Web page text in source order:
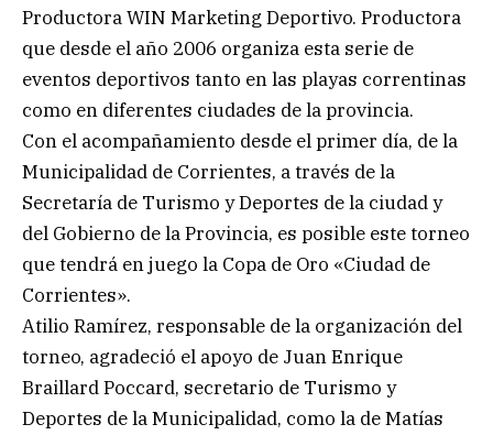
Productora WIN Marketing Deportivo. Productora
que desde el año 2006 organiza esta serie de
eventos deportivos tanto en las playas correntinas
como en diferentes ciudades de la provincia.
Con el acompañamiento desde el primer día, de la
Municipalidad de Corrientes, a través de la
Secretaría de Turismo y Deportes de la ciudad y
del Gobierno de la Provincia, es posible este torneo
que tendrá en juego la Copa de Oro «Ciudad de
Corrientes».
Atilio Ramírez, responsable de la organización del
torneo, agradeció el apoyo de Juan Enrique
Braillard Poccard, secretario de Turismo y
Deportes de la Municipalidad, como la de Matías